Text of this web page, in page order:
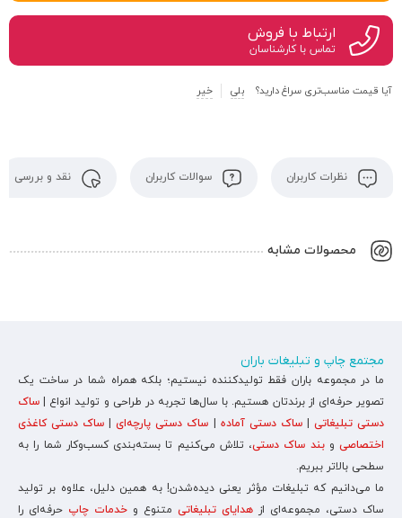
ارتباط با فروش
تماس با کارشناسان
آیا قیمت مناسب‌تری سراغ دارید؟ بلی خیر
نظرات کاربران سوالات کاربران نقد و بررسی
محصولات مشابه
مجتمع چاپ و تبلیغات باران
ما در مجموعه باران فقط تولیدکننده نیستیم؛ بلکه همراه شما در ساخت یک
تصویر حرفه‌ای از برندتان هستیم. با سال‌ها تجربه در طراحی و تولید انواع | ساک
دستی تبلیغاتی |ساک دستی آماده | ساک دستی پارچه‌ای| ساک دستی کاغذی
اختصاصی وبند ساک دستی، تلاش می‌کنیم تا بسته‌بندی کسب‌وکار شما را به
سطحی بالاتر ببریم.
ما می‌دانیم که تبلیغات مؤثر یعنی دیده‌شدن! به همین دلیل، علاوه بر تولید
ساک دستی، مجموعه‌ای از هدایای تبلیغاتی متنوع و خدمات چاپ حرفه‌ای را